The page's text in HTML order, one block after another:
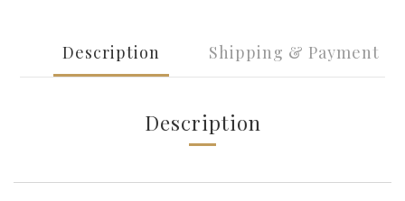
Description Shipping & Payment
Description